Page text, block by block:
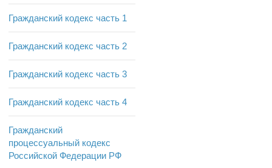
Гражданский кодекс часть 1
Гражданский кодекс часть 2
Гражданский кодекс часть 3
Гражданский кодекс часть 4
Гражданский
процессуальный кодекс
Российской Федерации РФ